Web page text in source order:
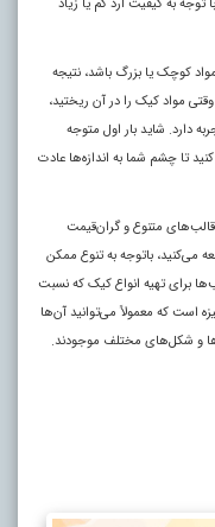
به کیفیت آرد کم یا زیاد
کوچک یا بزرگ باشد، نتیجه
مواد کیک را در آن ریختید،
دارد. شاید بار اول متوجه
تا چشم شما به اندازه‌ها عادت
متنوع و گران‌قیمت
می‌کنید، باتوجه به تنوع ممکن
برای تهیه انواع کیک که نسبت
است که معمولاً می‌توانید آن‌ها
و شکل‌های مختلف موجودند.